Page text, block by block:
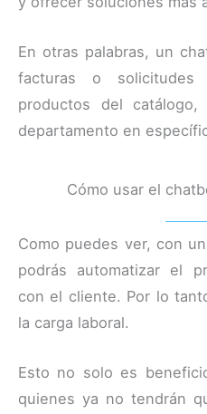
En otras palabras, un
facturas o solicitudes
productos del
departamento en
Cómo usar el
Como puedes ver, con
podrás automatizar el
con el cliente. Por lo
la carga laboral.
Esto no solo es
quienes ya no tendrán